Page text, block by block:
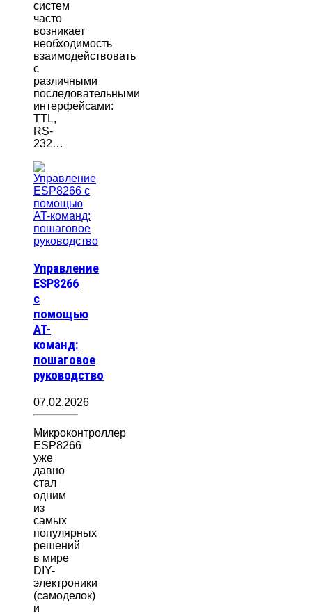
систем
часто
возникает
необходимость
взаимодействовать
с
различными
последовательными
интерфейсами:
TTL,
RS-
232…
Управление
ESP8266
с
помощью
AT-
команд:
пошаговое
руководство
07.02.2026
Микроконтроллер
ESP8266
уже
давно
стал
одним
из
самых
популярных
решений
в мире
DIY-
электроники
(самоделок)
и